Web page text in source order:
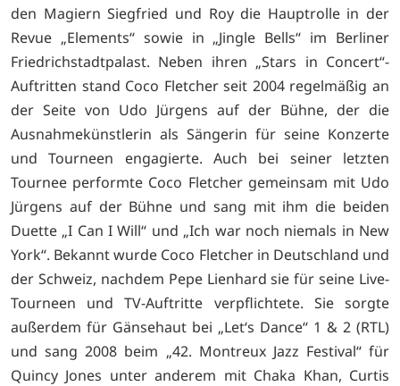
den Magiern Siegfried und Roy die Hauptrolle in der
Revue „Elements“ sowie in „Jingle Bells“ im Berliner
Friedrichstadtpalast. Neben ihren „Stars in Concert“-
Auftritten stand Coco Fletcher seit 2004 regelmäßig an
der Seite von Udo Jürgens auf der Bühne, der die
Ausnahmekünstlerin als Sängerin für seine Konzerte
und Tourneen engagierte. Auch bei seiner letzten
Tournee performte Coco Fletcher gemeinsam mit Udo
Jürgens auf der Bühne und sang mit ihm die beiden
Duette „I Can I Will“ und „Ich war noch niemals in New
York“. Bekannt wurde Coco Fletcher in Deutschland und
der Schweiz, nachdem Pepe Lienhard sie für seine Live-
Tourneen und TV-Auftritte verpflichtete. Sie sorgte
außerdem für Gänsehaut bei „Let‘s Dance“ 1 & 2 (RTL)
und sang 2008 beim „42. Montreux Jazz Festival“ für
Quincy Jones unter anderem mit Chaka Khan, Curtis